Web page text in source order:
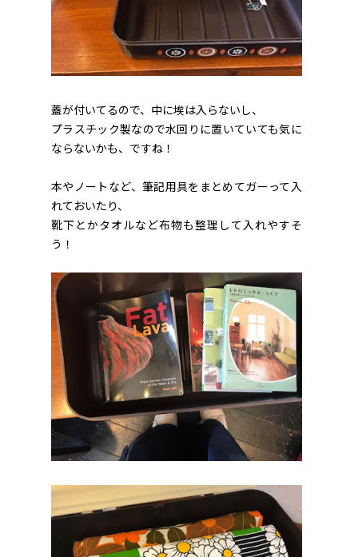
蓋が付いてるので、中に埃は入らないし、
プラスチック製なので水回りに置いていても気に
ならないかも、ですね！
本やノートなど、筆記用具をまとめてガーって入
れておいたり、
靴下とかタオルなど布物も整理して入れやすそ
う！